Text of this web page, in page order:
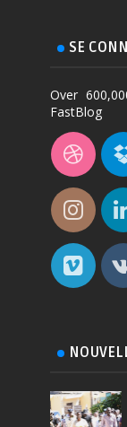
SE
Over
FastBlog